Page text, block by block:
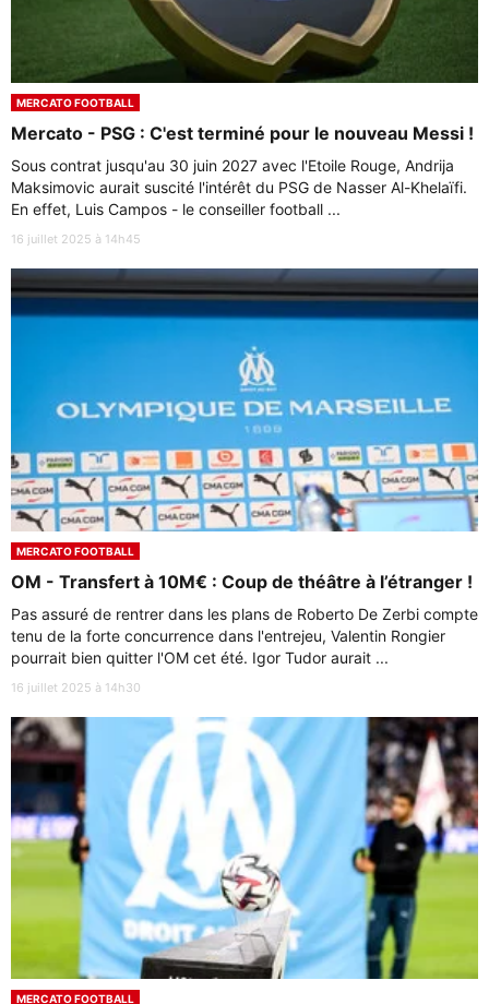
MERCATO FOOTBALL
Mercato - PSG : C'est terminé pour le nouveau Messi !
Sous contrat jusqu'au 30 juin 2027 avec l'Etoile Rouge, Andrija
Maksimovic aurait suscité l'intérêt du PSG de Nasser Al-Khelaïfi.
En effet, Luis Campos - le conseiller football ...
16 juillet 2025 à 14h45
MERCATO FOOTBALL
OM - Transfert à 10M€ : Coup de théâtre à l’étranger !
Pas assuré de rentrer dans les plans de Roberto De Zerbi compte
tenu de la forte concurrence dans l'entrejeu, Valentin Rongier
pourrait bien quitter l'OM cet été. Igor Tudor aurait ...
16 juillet 2025 à 14h30
MERCATO FOOTBALL